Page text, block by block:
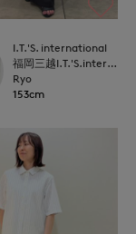
I.T.'S. international
福岡三越I.T.'S.international
Ryo
153cm